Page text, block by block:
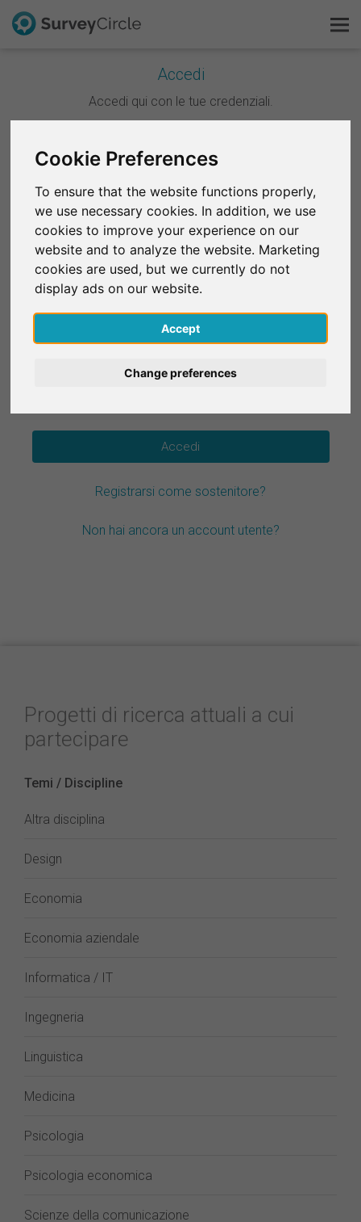
Cookie Preferences
To ensure that the website functions properly,
we use necessary cookies. In addition, we use
cookies to improve your experience on our
website and to analyze the website. Marketing
cookies are used, but we currently do not
display ads on our website.
Accept
Change preferences
Accedi
Accedi qui con le tue credenziali.
Continua con Google
Continua con Facebook
OPPURE
E-mail*
Password*
Registrarsi come sostenitore?
Non hai ancora un account utente?
Progetti di ricerca attuali a cui
partecipare
Temi / Discipline
Altra disciplina
Design
Economia
Economia aziendale
Informatica / IT
Ingegneria
Linguistica
Medicina
Psicologia
Psicologia economica
Scienze della comunicazione
Questo è SurveyCircle
FAQ
Registrati gratis
English
Deutsch
Français